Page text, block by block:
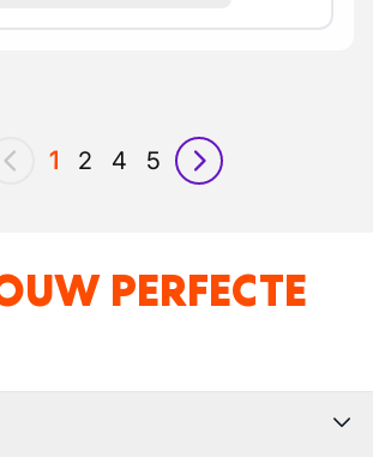
vorig
1 2 4 5
volgende
PERFECTE